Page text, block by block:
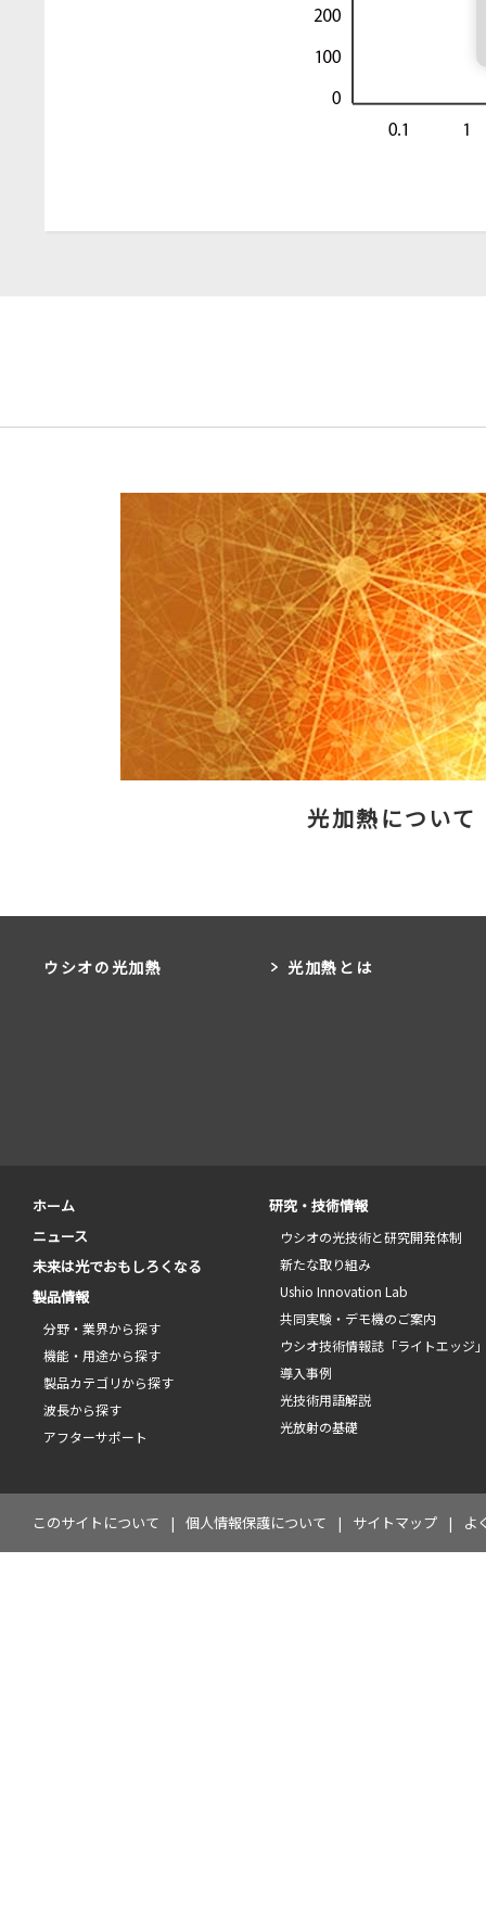
光加熱について
ウシオの光加熱 光加熱とは
ホーム
ニュース
未来は光でおもしろくなる
製品情報
分野・業界から探す
機能・用途から探す
製品カテゴリから探す
波長から探す
アフターサポート
研究・技術情報
ウシオの光技術と研究開発体制
新たな取り組み
Ushio Innovation Lab
共同実験・デモ機のご案内
ウシオ技術情報誌「ライトエッジ
導入事例
光技術用語解説
光放射の基礎
このサイトについて 個人情報保護について サイトマップ よ